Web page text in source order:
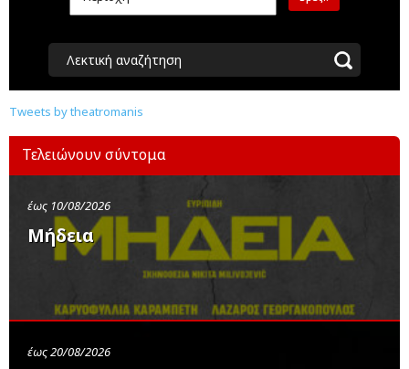
Λεκτική αναζήτηση
Tweets by theatromanis
Τελειώνουν σύντομα
έως 10/08/2026
Μήδεια
έως 20/08/2026